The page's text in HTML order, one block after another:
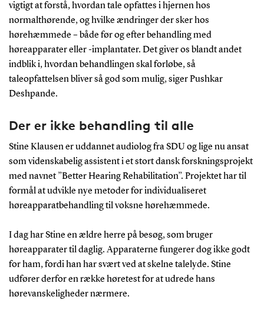
vigtigt at forstå, hvordan tale opfattes i hjernen hos
normalthørende, og hvilke ændringer der sker hos
hørehæmmede – både før og efter behandling med
høreapparater eller -implantater. Det giver os blandt andet
indblik i, hvordan behandlingen skal forløbe, så
taleopfattelsen bliver så god som mulig, siger Pushkar
Deshpande.
Der er ikke behandling til alle
Stine Klausen er uddannet audiolog fra SDU og lige nu ansat
som videnskabelig assistent i et stort dansk forskningsprojekt
med navnet ”Better Hearing Rehabilitation”. Projektet har til
formål at udvikle nye metoder for individualiseret
høreapparatbehandling til voksne hørehæmmede.
I dag har Stine en ældre herre på besøg, som bruger
høreapparater til daglig. Apparaterne fungerer dog ikke godt
for ham, fordi han har svært ved at skelne talelyde. Stine
udfører derfor en række høretest for at udrede hans
hørevanskeligheder nærmere.